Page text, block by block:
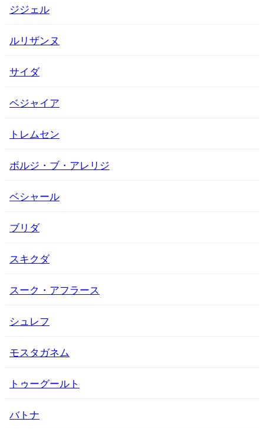
ジジェル
ルリザンヌ
サイダ
ベジャイア
トレムセン
ボルジ・ブ・アレリジ
ベシャール
ブリダ
スキクダ
スーク・アフラース
シュレフ
モスタガネム
トゥーグールト
バトナ